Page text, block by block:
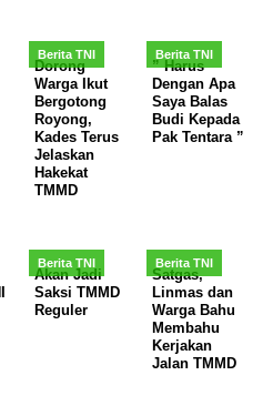
Berita TNI
Dorong
Warga Ikut
Bergotong
Royong,
Kades Terus
Jelaskan
Hakekat
TMMD
Berita TNI
” Harus
Dengan Apa
Saya Balas
Budi Kepada
Pak Tentara ”
Berita TNI
Akan Jadi
Saksi TMMD
Reguler
Berita TNI
Satgas,
Linmas dan
Warga Bahu
Membahu
Kerjakan
Jalan TMMD